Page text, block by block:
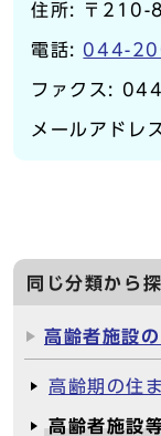
住所: 〒210-
電話: 044-
ファクス:
メールアドレ
同じ分類から
高齢者施設
高齢期の住
高齢者施設